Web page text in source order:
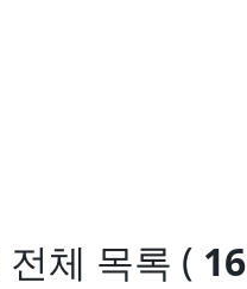
전체 목록 ( 16